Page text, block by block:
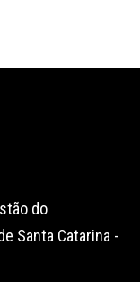
do
Santa Catarina -